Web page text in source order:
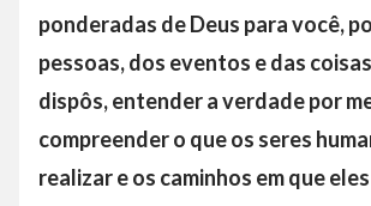
ponderadas de Deus para você,
pessoas, dos eventos e das
dispôs, entender a verdade por
compreender o que os seres
realizar e os caminhos em que